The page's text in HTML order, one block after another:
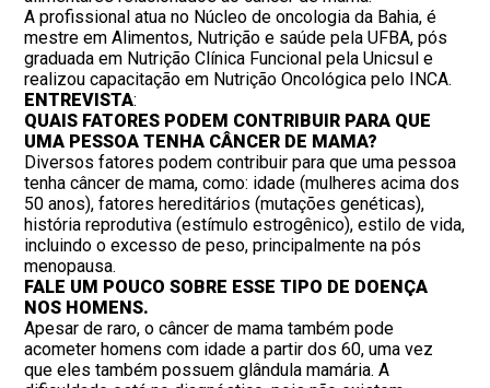
A profissional atua no Núcleo de oncologia da Bahia, é
mestre em Alimentos, Nutrição e saúde pela UFBA, pós
graduada em Nutrição Clínica Funcional pela Unicsul e
realizou capacitação em Nutrição Oncológica pelo INCA.
ENTREVISTA:
QUAIS FATORES PODEM CONTRIBUIR PARA QUE
UMA PESSOA TENHA CÂNCER DE MAMA?
Diversos fatores podem contribuir para que uma pessoa
tenha câncer de mama, como: idade (mulheres acima dos
50 anos), fatores hereditários (mutações genéticas),
história reprodutiva (estímulo estrogênico), estilo de vida,
incluindo o excesso de peso, principalmente na pós
menopausa.
FALE UM POUCO SOBRE ESSE TIPO DE DOENÇA
NOS HOMENS.
Apesar de raro, o câncer de mama também pode
acometer homens com idade a partir dos 60, uma vez
que eles também possuem glândula mamária. A